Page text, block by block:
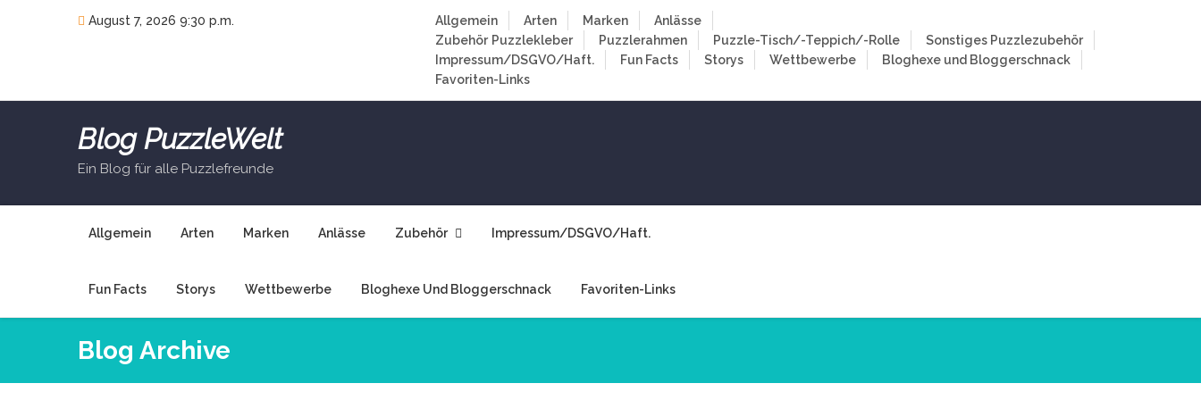
August 7, 2026 9:30 p.m. Allgemein Arten Marken
Anlässe
Zubehör Puzzlekleber Puzzlerahmen Puzzle-Tisch/-Teppich/-Rolle
Sonstiges Puzzlezubehör
Impressum/DSGVO/Haft.
Fun Facts Storys Wettbewerbe
Bloghexe und Bloggerschnack
Favoriten-Links
Blog PuzzleWelt
Ein Blog für alle Puzzlefreunde
Allgemein Arten Marken Anlässe Zubehör Impressum/DSGVO/Haft.
Fun Facts Storys Wettbewerbe Bloghexe Und Bloggerschnack Favoriten-Links
Blog Archive